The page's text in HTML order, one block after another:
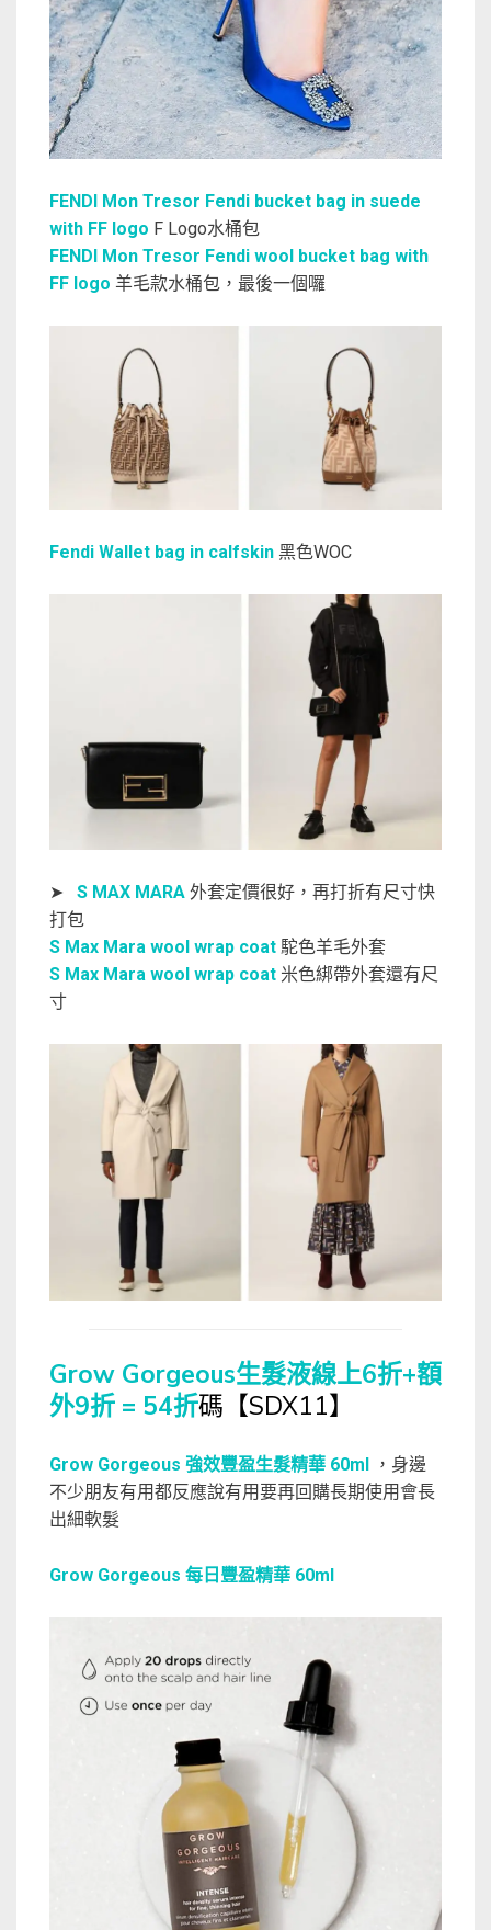
FENDI Mon Tresor Fendi bucket bag in suede
with FF logo F Logo水桶包
FENDI Mon Tresor Fendi wool bucket bag with
FF logo 羊毛款水桶包，最後一個囉
Fendi Wallet bag in calfskin 黑色WOC
➤ S MAX MARA 外套定價很好，再打折有尺寸快
打包
S Max Mara wool wrap coat 駝色羊毛外套
S Max Mara wool wrap coat 米色綁帶外套還有尺
寸
Grow Gorgeous生髮液線上6折+額
外9折 = 54折碼【SDX11】
Grow Gorgeous 強效豐盈生髮精華 60ml ，身邊
不少朋友有用都反應說有用要再回購長期使用會長
出細軟髮
Grow Gorgeous 每日豐盈精華 60ml